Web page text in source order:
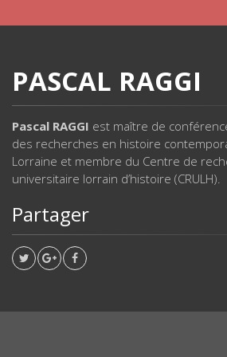
PASCAL RAGGI
Pascal RAGGI est maître de
des recherches en histoire
Lorraine et membre du Centre de
universitaire lorrain d’histoire (CRULH).
Partager